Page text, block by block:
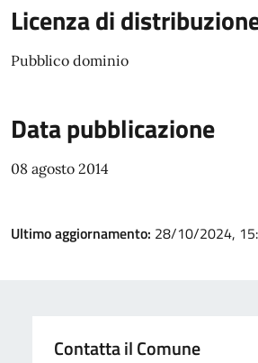
Licenza di
Pubblico dominio
Data pubblicazione
08 agosto 2014
Ultimo aggiornamento: 28/10/2024,
Contatta il Comune